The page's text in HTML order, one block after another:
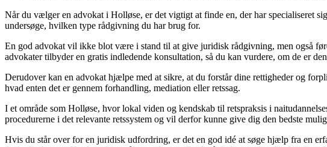
Når du vælger en advokat i Holløse, er det vigtigt at finde en, der har specialiseret
undersøge, hvilken type rådgivning du har brug for.
En god advokat vil ikke blot være i stand til at give juridisk rådgivning, men også
advokater tilbyder en gratis indledende konsultation, så du kan vurdere, om de er
Derudover kan en advokat hjælpe med at sikre, at du forstår dine rettigheder og
hvad enten det er gennem forhandling, mediation eller retssag.
I et område som Holløse, hvor lokal viden og kendskab til retspraksis i
procedurerne i det relevante retssystem og vil derfor kunne give dig den bedste
Hvis du står over for en juridisk udfordring, er det en god idé at søge hjælp fra en